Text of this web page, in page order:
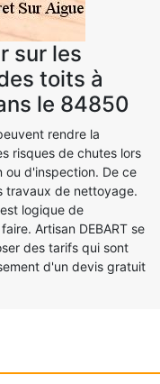
sur les
toits à
le 84850
rendre la
risques de chutes lors
ou d'inspection. De ce
travaux de nettoyage.
logique de
Artisan DEBART se
des tarifs qui sont
d'un devis gratuit